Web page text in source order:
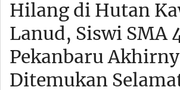
Hilang di Hutan
Lanud, Siswi SMA
Pekanbaru
Ditemukan